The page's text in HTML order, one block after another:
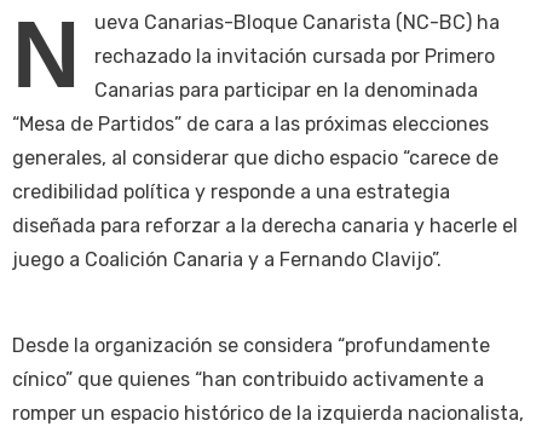
N
ueva Canarias-Bloque Canarista (NC-BC) ha
rechazado la invitación cursada por Primero
Canarias para participar en la denominada
“Mesa de Partidos” de cara a las próximas elecciones
generales, al considerar que dicho espacio “carece de
credibilidad política y responde a una estrategia
diseñada para reforzar a la derecha canaria y hacerle el
juego a Coalición Canaria y a Fernando Clavijo”.
Desde la organización se considera “profundamente
cínico” que quienes “han contribuido activamente a
romper un espacio histórico de la izquierda nacionalista,